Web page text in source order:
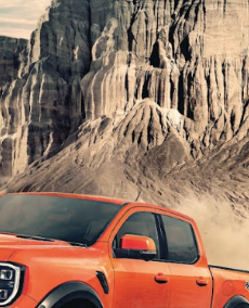
Máu Của Các Loài Nhân Sâm
quốc